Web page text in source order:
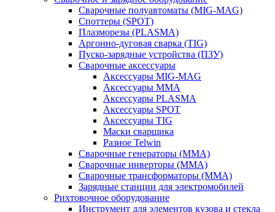
Сварочные полуавтоматы (MIG-MAG)
Споттеры (SPOT)
Плазморезы (PLASMA)
Аргонно-дуговая сварка (TIG)
Пуско-зарядные устройства (ПЗУ)
Сварочные аксессуары
Аксессуары MIG-MAG
Аксессуары MMA
Аксессуары PLASMA
Аксессуары SPOT
Аксессуары TIG
Маски сварщика
Разное Telwin
Сварочные генераторы (MMA)
Сварочные инверторы (MMA)
Сварочные трансформаторы (MMA)
Зарядные станции для электромобилей
Рихтовочное оборудование
Инструмент для элементов кузова и стекла